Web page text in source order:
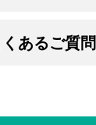
あるご質問